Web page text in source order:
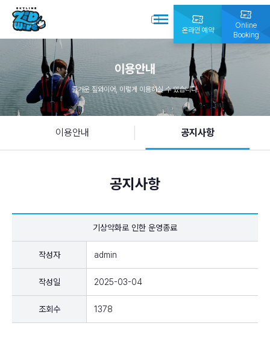
온라인 예약
Online
Booking
이용안내
즐거운 짚와이어, 이렇게 이용하실 수 있습니다.
이용안내 공지사항
공지사항
기상악화로 인한 운영종료
작성자 admin
작성일 2025-03-04
조회수 1378